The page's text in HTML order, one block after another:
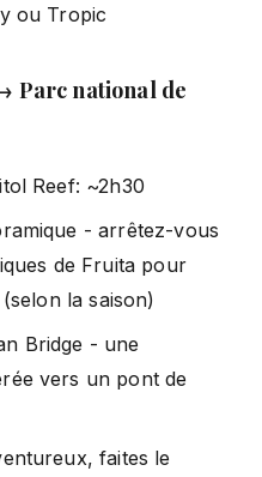
ou Tropic
Parc national de
Reef: ~2h30
- arrêtez-vous
de Fruita pour
la saison)
Bridge - une
vers un pont de
faites le